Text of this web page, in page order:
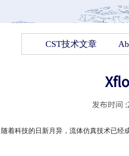
CST技术文章
发布时间 :
随着科技的日新月异，流体仿真技术已